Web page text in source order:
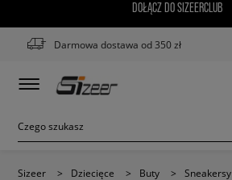
DOŁĄCZ DO SIZEERCLUB
Darmowa dostawa od 350 zł
Sizeer > Dziecięce > Buty > Sneakersy